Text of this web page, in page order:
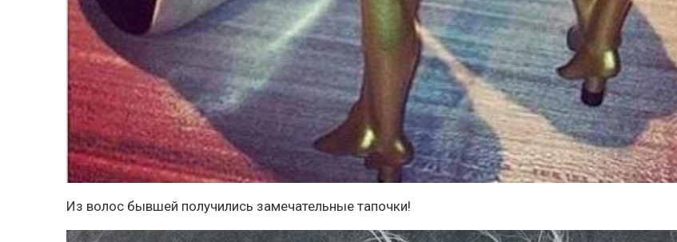
Из волос бывшей получились замечательные тапочки!